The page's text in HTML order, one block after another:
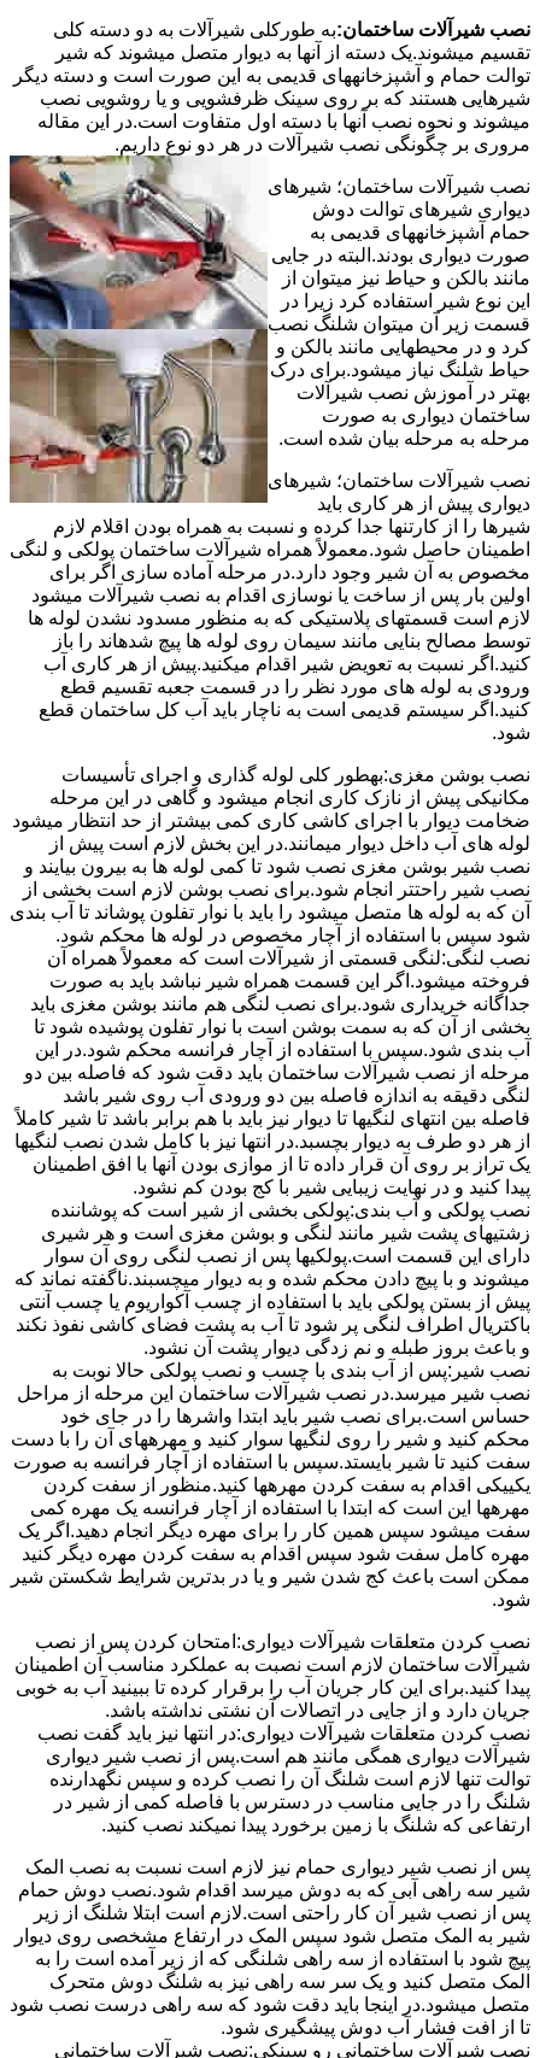
نصب شیرآلات ساختمان:به طورکلی شیرآلات به دو دسته کلی
تقسیم میشوند.یک دسته از آنها به دیوار متصل میشوند که شیر
توالت حمام و آشپزخانههای قدیمی به این صورت است و دسته دیگر
شیرهایی هستند که بر روی سینک ظرفشویی و یا روشویی نصب
میشوند و نحوه نصب آنها با دسته اول متفاوت است.در این مقاله
مروری بر چگونگی نصب شیرآلات در هر دو نوع داریم.
نصب شیرآلات ساختمان؛ شیرهای
دیواری شیرهای توالت دوش
حمام آشپزخانههای قدیمی به
صورت دیواری بودند.البته در جایی
مانند بالکن و حیاط نیز میتوان از
این نوع شیر استفاده کرد زیرا در
قسمت زیر آن میتوان شلنگ نصب
کرد و در محیطهایی مانند بالکن و
حیاط شلنگ نیاز میشود.برای درک
بهتر در آموزش نصب شیرآلات
ساختمان دیواری به صورت
مرحله به مرحله بیان شده است.
نصب شیرآلات ساختمان؛ شیرهای
دیواری پیش از هر کاری باید
شیرها را از کارتنها جدا کرده و نسبت به همراه بودن اقلام لازم
اطمینان حاصل شود.معمولاً همراه شیرآلات ساختمان پولکی و لنگی
مخصوص به آن شیر وجود دارد.در مرحله آماده سازی اگر برای
اولین بار پس از ساخت یا نوسازی اقدام به نصب شیرآلات میشود
لازم است قسمتهای پلاستیکی که به منظور مسدود نشدن لوله ها
توسط مصالح بنایی مانند سیمان روی لوله ها پیچ شدهاند را باز
کنید.اگر نسبت به تعویض شیر اقدام میکنید.پیش از هر کاری آب
ورودی به لوله های مورد نظر را در قسمت جعبه تقسیم قطع
کنید.اگر سیستم قدیمی است به ناچار باید آب کل ساختمان قطع
شود.
نصب بوشن مغزی:بهطور کلی لوله گذاری و اجرای تأسیسات
مکانیکی پیش از نازک کاری انجام میشود و گاهی در این مرحله
ضخامت دیوار با اجرای کاشی کاری کمی بیشتر از حد انتظار میشود
لوله های آب داخل دیوار میمانند.در این بخش لازم است پیش از
نصب شیر بوشن مغزی نصب شود تا کمی لوله ها به بیرون بیایند و
نصب شیر راحتتر انجام شود.برای نصب بوشن لازم است بخشی از
آن که به لوله ها متصل میشود را باید با نوار تفلون پوشاند تا آب بندی
شود سپس با استفاده از آچار مخصوص در لوله ها محکم شود.
نصب لنگی:لنگی قسمتی از شیرآلات است که معمولاً همراه آن
فروخته میشود.اگر این قسمت همراه شیر نباشد باید به صورت
جداگانه خریداری شود.برای نصب لنگی هم مانند بوشن مغزی باید
بخشی از آن که به سمت بوشن است با نوار تفلون پوشیده شود تا
آب بندی شود.سپس با استفاده از آچار فرانسه محکم شود.در این
مرحله از نصب شیرآلات ساختمان باید دقت شود که فاصله بین دو
لنگی دقیقه به اندازه فاصله بین دو ورودی آب روی شیر باشد
فاصله بین انتهای لنگیها تا دیوار نیز باید با هم برابر باشد تا شیر کاملاً
از هر دو طرف به دیوار بچسبد.در انتها نیز با کامل شدن نصب لنگیها
یک تراز بر روی آن قرار داده تا از موازی بودن آنها با افق اطمینان
پیدا کنید و در نهایت زیبایی شیر با کج بودن کم نشود.
نصب پولکی و آب بندی:پولکی بخشی از شیر است که پوشاننده
زشتیهای پشت شیر مانند لنگی و بوشن مغزی است و هر شیری
دارای این قسمت است.پولکیها پس از نصب لنگی روی آن سوار
میشوند و با پیچ دادن محکم شده و به دیوار میچسبند.ناگفته نماند که
پیش از بستن پولکی باید با استفاده از چسب آکواریوم یا چسب آنتی
باکتریال اطراف لنگی پر شود تا آب به پشت فضای کاشی نفوذ نکند
و باعث بروز طبله و نم زدگی دیوار پشت آن نشود.
نصب شیر:پس از آب بندی با چسب و نصب پولکی حالا نوبت به
نصب شیر میرسد.در نصب شیرآلات ساختمان این مرحله از مراحل
حساس است.برای نصب شیر باید ابتدا واشرها را در جای خود
محکم کنید و شیر را روی لنگیها سوار کنید و مهرههای آن را با دست
سفت کنید تا شیر بایستد.سپس با استفاده از آچار فرانسه به صورت
یکییکی اقدام به سفت کردن مهرهها کنید.منظور از سفت کردن
مهرهها این است که ابتدا با استفاده از آچار فرانسه یک مهره کمی
سفت میشود سپس همین کار را برای مهره دیگر انجام دهید.اگر یک
مهره کامل سفت شود سپس اقدام به سفت کردن مهره دیگر کنید
ممکن است باعث کج شدن شیر و یا در بدترین شرایط شکستن شیر
شود.
نصب کردن متعلقات شیرآلات دیواری:امتحان کردن پس از نصب
شیرآلات ساختمان لازم است نصبت به عملکرد مناسب آن اطمینان
پیدا کنید.برای این کار جریان آب را برقرار کرده تا ببینید آب به خوبی
جریان دارد و از جایی در اتصالات آن نشتی نداشته باشد.
نصب کردن متعلقات شیرآلات دیواری:در انتها نیز باید گفت نصب
شیرآلات دیواری همگی مانند هم است.پس از نصب شیر دیواری
توالت تنها لازم است شلنگ آن را نصب کرده و سپس نگهدارنده
شلنگ را در جایی مناسب در دسترس با فاصله کمی از شیر در
ارتفاعی که شلنگ با زمین برخورد پیدا نمیکند نصب کنید.
پس از نصب شیر دیواری حمام نیز لازم است نسبت به نصب المک
شیر سه راهی آبی که به دوش میرسد اقدام شود.نصب دوش حمام
پس از نصب شیر آن کار راحتی است.لازم است ابتلا شلنگ از زیر
شیر به المک متصل شود سپس المک در ارتفاع مشخصی روی دیوار
پیچ شود با استفاده از سه راهی شلنگی که از زیر آمده است را به
المک متصل کنید و یک سر سه راهی نیز به شلنگ دوش متحرک
متصل میشود.در اینجا باید دقت شود که سه راهی درست نصب شود
تا از افت فشار آب دوش پیشگیری شود.
نصب شیرآلات ساختمانی رو سینکی:نصب شیرآلات ساختمانی